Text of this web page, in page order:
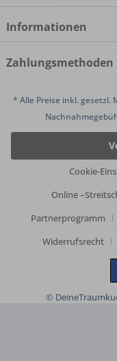
Informationen
Zahlungsmethoden
* Alle Preise inkl. gesetzl.
Cookie-
Online
Partnerprogramm
Widerrufsrecht
©